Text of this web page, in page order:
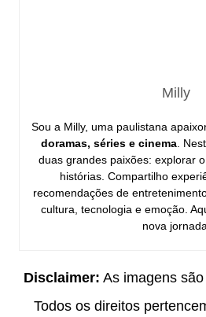
Milly
Sou a Milly, uma paulistana
doramas, séries e cinema.
duas grandes paixões: explorar
histórias. Compartilho
recomendações de
cultura, tecnologia e emoção.
nova
Disclaimer: As imagens
Todos os direitos